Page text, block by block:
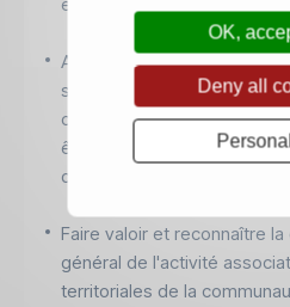
Appeler l'attention des
sociaux sur l'apport des
continue en termes de
être au travail, de
dynamique collective.
Faire valoir et reconnaître
général de l'activité
territoriales de la
OK,
Deny all